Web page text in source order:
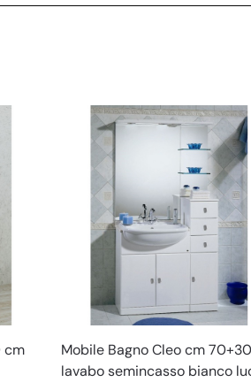
cm
Mobile Bagno Cleo cm
lavabo semincasso bianco